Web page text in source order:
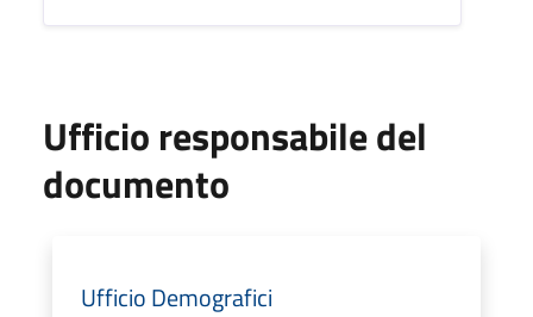
Ufficio responsabile del
documento
Ufficio Demografici